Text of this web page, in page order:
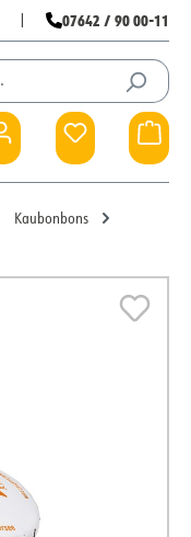
07642 / 90 00-11
Du hast 0
Kaubonbons